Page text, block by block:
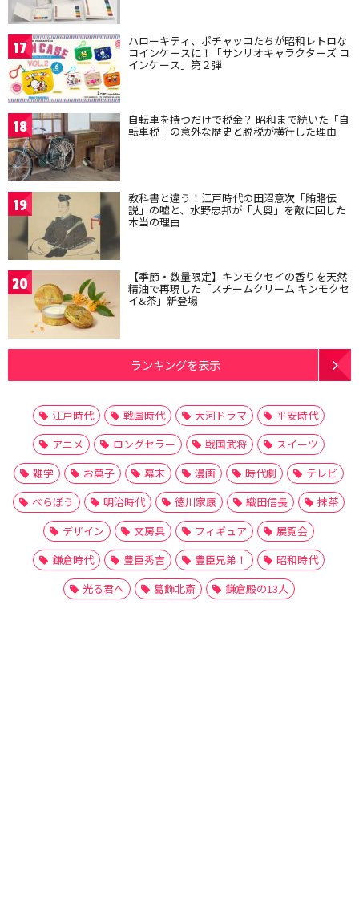
17 ハローキティ、ポチャッコたちが昭和レトロな
コインケースに！「サンリオキャラクターズ コ
インケース」第２弾
18 自転車を持つだけで税金？ 昭和まで続いた「自
転車税」の意外な歴史と脱税が横行した理由
19 教科書と違う！江戸時代の田沼意次「賄賂伝
説」の嘘と、水野忠邦が「大奥」を敵に回した
本当の理由
20 【季節・数量限定】キンモクセイの香りを天然
精油で再現した「スチームクリーム キンモクセ
イ&茶」新登場
ランキングを表示
江戸時代 戦国時代 大河ドラマ
平安時代
アニメ
ロングセラー 戦国武将
スイーツ
雑学
お菓子 幕末 漫画 時代劇
テレビ
べらぼう
明治時代 徳川家康 織田信長
抹茶
デザイン
文房具 フィギュア
展覧会
鎌倉時代
豊臣秀吉 豊臣兄弟！
昭和時代
光る君へ
葛飾北斎 鎌倉殿の13人